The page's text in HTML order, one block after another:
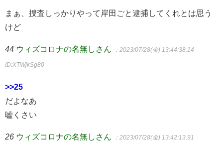
まぁ、捜査しっかりやって岸田ごと逮捕してくれとは思う
けど
44 ウィズコロナの名無しさん ：2023/07/28(金) 13:44:38.14
ID:XTWjkSg80
>>25
だよなあ
嘘くさい
26 ウィズコロナの名無しさん ：2023/07/28(金) 13:42:13.91